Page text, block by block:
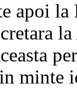
apoi la
minte